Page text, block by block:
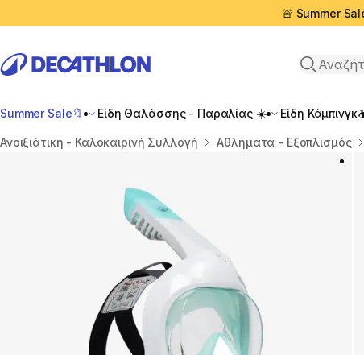
🚨 Summer
Summer Sale🔖 Είδη Θαλάσσης - Παραλίας ☀️ Είδη
Αρχική σελίδα
Ανοιξιάτικη - Καλοκαιρινή Συλλογή Αθλήματα - Εξοπλισμός